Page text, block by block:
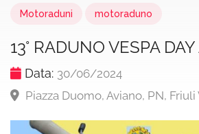
Motoraduni motoraduno
13° RADUNO VESPA
Data: 30/06/2024
Piazza Duomo, Aviano, PN,